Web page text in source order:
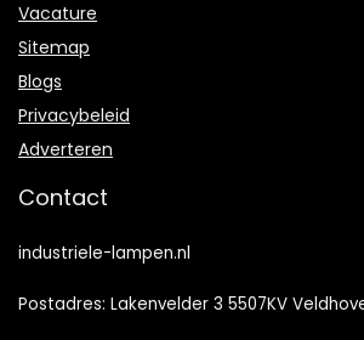
Vacature
Sitemap
Blogs
Privacybeleid
Adverteren
Contact
industriele-lampen.nl
Postadres: Lakenvelder 3 5507KV